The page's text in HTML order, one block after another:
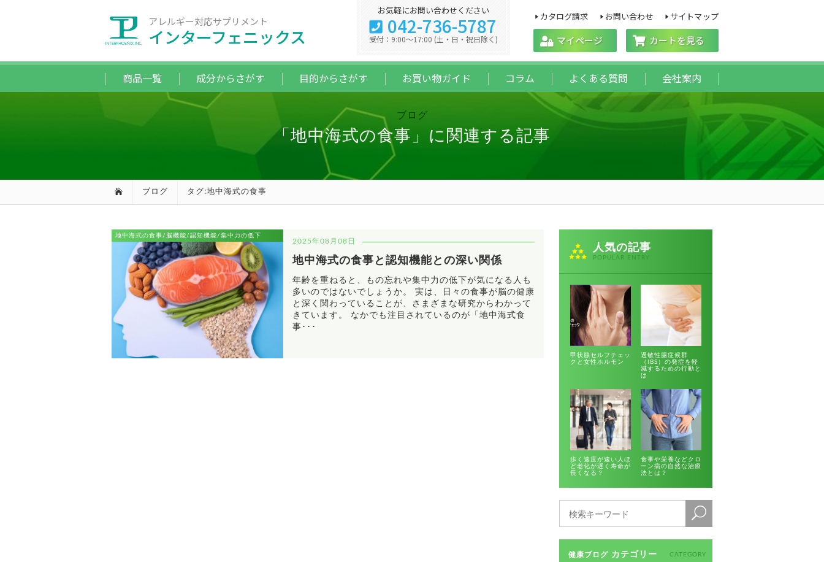
アレルギー対応サプリメント
インターフェニックス マイページ カートを見る
商品一覧 成分からさがす 目的からさがす お買い物ガイド コラム よくある質問 会社案内
カタログ請求 お問い合わせ サイトマップ
お気軽にお問い合わせください
042-736-5787
受付：9:00～17:00 (土・日・祝日除く)
ブログ
「地中海式の食事」に関連する記事
ブログ タグ:地中海式の食事
地中海式の食事/脳機能/認知機能/集中力の低下
2025年08月08日
地中海式の食事と認知機能との深い関係
年齢を重ねると、もの忘れや集中力の低下が気になる人も
多いのではないでしょうか。 実は、日々の食事が脳の健康
と深く関わっていることが、さまざまな研究からわかって
きています。 なかでも注目されているのが「地中海式食
事･･･
人気の記事
POPULAR ENTRY
甲状腺セルフチェッ
クと女性ホルモン
過敏性腸症候群
（IBS）の発症を軽
減するための行動と
は
歩く速度が速い人ほ
ど老化が遅く寿命が
長くなる？
食事や栄養などクロ
ーン病の自然な治療
法とは？
健康ブログ カテゴリー CATEGORY